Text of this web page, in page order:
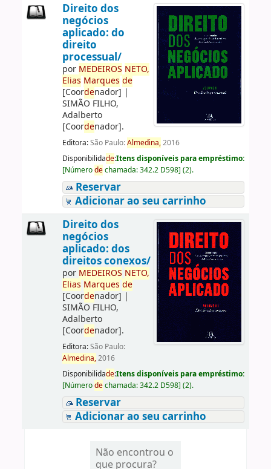
Direito dos
negócios
aplicado: do
direito
processual/
por MEDEIROS NETO,
Elias Marques de
[Coordenador] |
SIMÃO FILHO,
Adalberto
[Coordenador].
Editora:São Paulo:Almedina,2016
Disponibilidade:Itens disponíveis para empréstimo:
[Númerodechamada:342.2 D598] (2).
Reservar
Adicionar ao seu carrinho
Direito dos
negócios
aplicado: dos
direitos conexos/
por MEDEIROS NETO,
Elias Marques de
[Coordenador] |
SIMÃO FILHO,
Adalberto
[Coordenador].
Editora:São Paulo:
Almedina,2016
Disponibilidade:Itens disponíveis para empréstimo:
[Númerodechamada:342.2 D598] (2).
Reservar
Adicionar ao seu carrinho
Não encontrou o
que procura?